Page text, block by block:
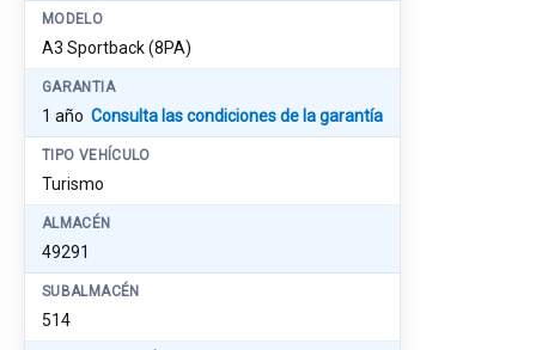
MODELO
A3 Sportback (8PA)
GARANTIA
1 año Consulta las condiciones de la garantía
TIPO VEHÍCULO
Turismo
ALMACÉN
49291
SUBALMACÉN
514